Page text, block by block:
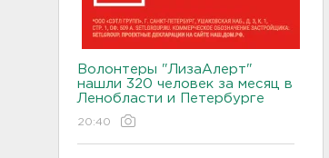
Волонтеры "ЛизаАлерт"
нашли 320 человек за месяц в
Ленобласти и Петербурге
20:40